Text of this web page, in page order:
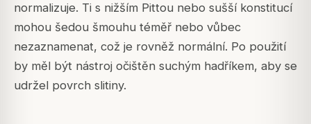
normalizuje. Ti s nižším Pittou nebo sušší konstitucí
mohou šedou šmouhu téměř nebo vůbec
nezaznamenat, což je rovněž normální. Po použití
by měl být nástroj očištěn suchým hadříkem, aby se
udržel povrch slitiny.